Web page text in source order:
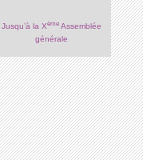
Jusqu’à la XèmeAssemblée
générale